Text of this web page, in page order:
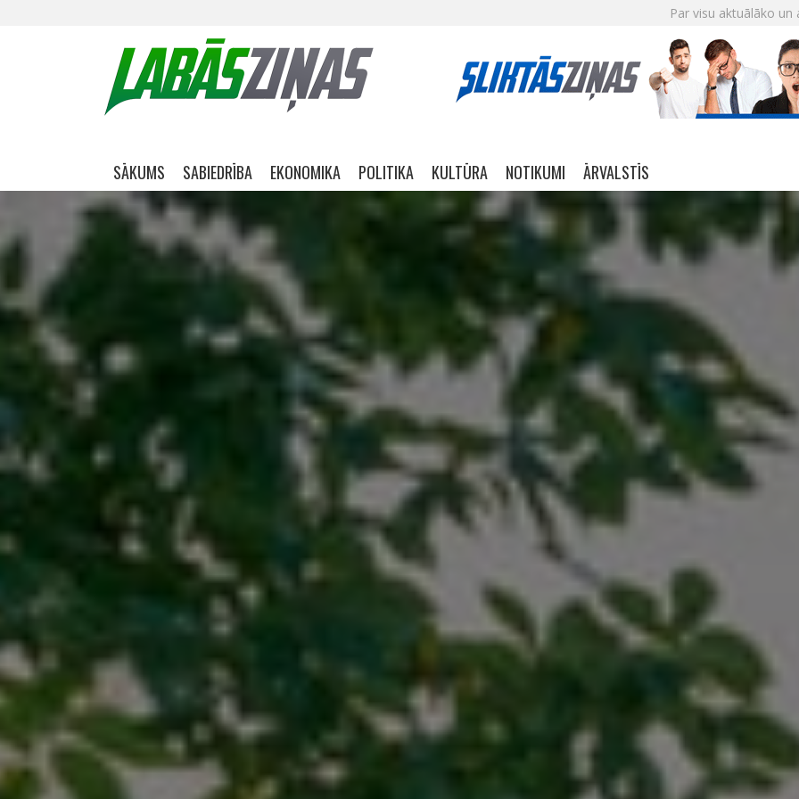
Par visu aktuālāko
Skip navigation
SĀKUMS SABIEDRĪBA EKONOMIKA POLITIKA KULTŪRA NOTIKUMI ĀRVALSTĪS